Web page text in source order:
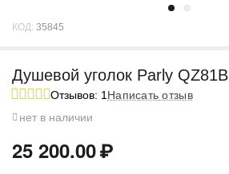
КОД: 35845
Душевой уголок Parly QZ81B
Отзывов: 1 Написать отзыв
нет в наличии
25 200.00₽